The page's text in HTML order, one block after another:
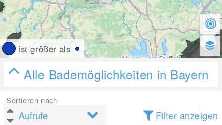
ist größer als
Alle Bademöglichkeiten in Bayern
Sortieren nach
Filter anzeigen